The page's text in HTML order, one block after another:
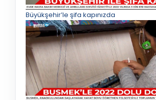
Büyükşehir’le şifa kapınızda